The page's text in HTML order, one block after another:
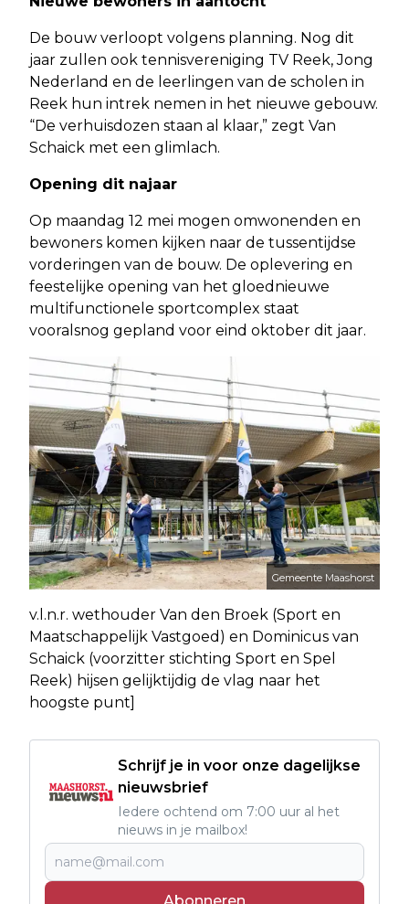
De bouw verloopt volgens planning. Nog dit
jaar zullen ook tennisvereniging TV Reek, Jong
Nederland en de leerlingen van de scholen in
Reek hun intrek nemen in het nieuwe gebouw.
“De verhuisdozen staan al klaar,” zegt Van
Schaick met een glimlach.
Opening dit najaar
Op maandag 12 mei mogen omwonenden en
bewoners komen kijken naar de tussentijdse
vorderingen van de bouw. De oplevering en
feestelijke opening van het gloednieuwe
multifunctionele sportcomplex staat
vooralsnog gepland voor eind oktober dit jaar.
Gemeente Maashorst
v.l.n.r. wethouder Van den Broek (Sport en
Maatschappelijk Vastgoed) en Dominicus van
Schaick (voorzitter stichting Sport en Spel
Reek) hijsen gelijktijdig de vlag naar het
hoogste punt]
Schrijf je in voor onze dagelijkse
nieuwsbrief
Iedere ochtend om 7:00 uur al het
nieuws in je mailbox!